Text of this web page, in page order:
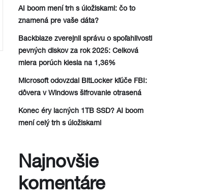
AI boom mení trh s úložiskami: čo to
znamená pre vaše dáta?
Backblaze zverejnil správu o spoľahlivosti
pevných diskov za rok 2025: Celková
miera porúch klesla na 1,36%
Microsoft odovzdal BitLocker kľúče FBI:
dôvera v Windows šifrovanie otrasená
Konec éry lacných 1TB SSD? AI boom
mení celý trh s úložiskami
Najnovšie
komentáre